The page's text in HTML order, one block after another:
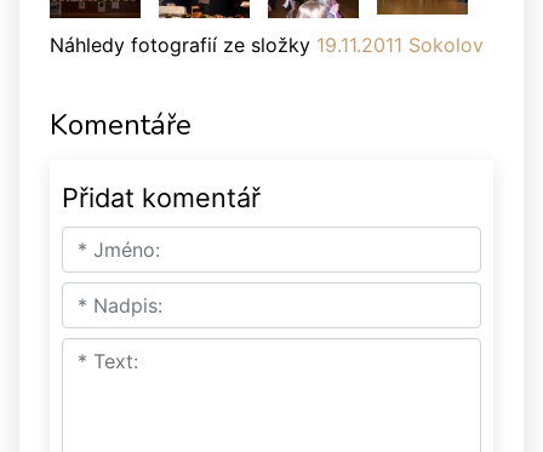
Náhledy fotografií ze složky 19.11.2011 Sokolov
Komentáře
Přidat komentář